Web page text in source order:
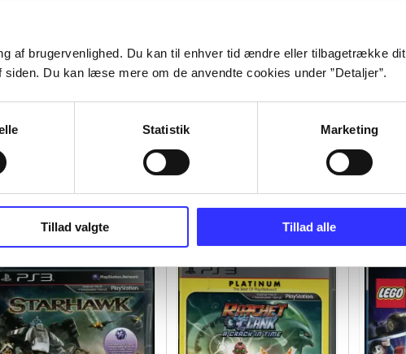
af brugervenlighed. Du kan til enhver tid ændre eller tilbagetrække dit
Du kan læse mere om de anvendte cookies under ”Detaljer”.
Statistik Marketing
Tillad valgte Tillad alle